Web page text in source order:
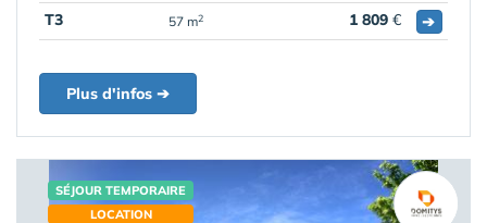
T3
57 m2 1 809 € ➔
Plus d'infos ➔
SÉJOUR TEMPORAIRE
LOCATION